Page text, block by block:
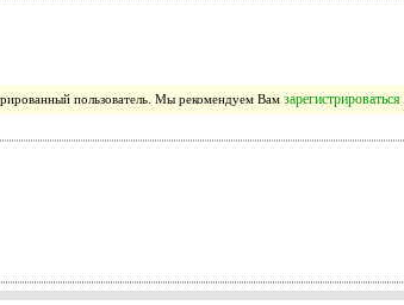
пользователь. Мы рекомендуем Вам зарегистрироваться